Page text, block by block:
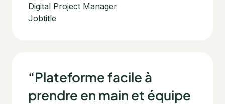
Digital Project Manager
Jobtitle
“Plateforme facile à
prendre en main et équipe